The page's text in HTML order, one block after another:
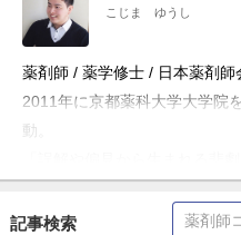
こじま ゆうし
薬剤師 / 薬学修士 / 日本薬剤師
2011年に京都薬科大学大学院
動。
「誤解や偏見から生まれる悲
Information」やTwitter「
記事検索